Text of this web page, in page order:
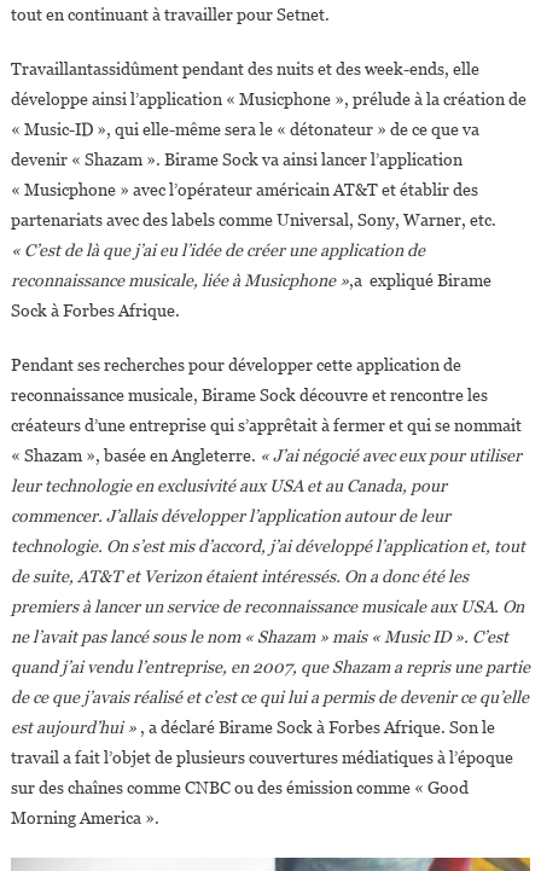
tout en continuant à travailler pour Setnet.
Travaillantassidûment pendant des nuits et des week-ends, elle
développe ainsi l’application « Musicphone », prélude à la création de
« Music-ID », qui elle-même sera le « détonateur » de ce que va
devenir « Shazam ». Birame Sock va ainsi lancer l’application
« Musicphone » avec l’opérateur américain AT&T et établir des
partenariats avec des labels comme Universal, Sony, Warner, etc.
« C’est de là que j’ai eu l’idée de créer une application de
reconnaissance musicale, liée à Musicphone »,a expliqué Birame
Sock à Forbes Afrique.
Pendant ses recherches pour développer cette application de
reconnaissance musicale, Birame Sock découvre et rencontre les
créateurs d’une entreprise qui s’apprêtait à fermer et qui se nommait
« Shazam », basée en Angleterre. « J’ai négocié avec eux pour utiliser
leur technologie en exclusivité aux USA et au Canada, pour
commencer. J’allais développer l’application autour de leur
technologie. On s’est mis d’accord, j’ai développé l’application et, tout
de suite, AT&T et Verizon étaient intéressés. On a donc été les
premiers à lancer un service de reconnaissance musicale aux USA. On
ne l’avait pas lancé sous le nom « Shazam » mais « Music ID ». C’est
quand j’ai vendu l’entreprise, en 2007, que Shazam a repris une partie
de ce que j’avais réalisé et c’est ce qui lui a permis de devenir ce qu’elle
est aujourd’hui » , a déclaré Birame Sock à Forbes Afrique. Son le
travail a fait l’objet de plusieurs couvertures médiatiques à l’époque
sur des chaînes comme CNBC ou des émission comme « Good
Morning America ».